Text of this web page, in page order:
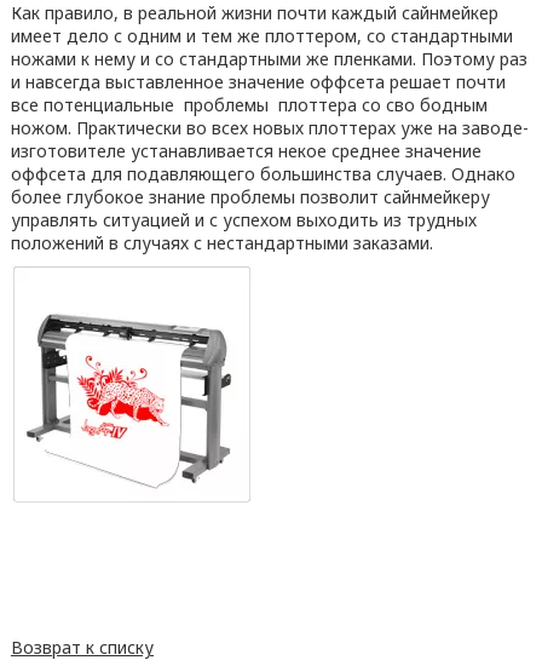
Как правило, в реальной жизни почти каждый сайнмейкер
имеет дело с одним и тем же плоттером, со стандартными
ножами к нему и со стандартными же пленками. Поэтому раз
и навсегда выставленное значение оффсета решает почти
все потенциальные проблемы плоттера со сво бодным
ножом. Практически во всех новых плоттерах уже на заводе-
изготовителе устанавливается некое среднее значение
оффсета для подавляющего большинства случаев. Однако
более глубокое знание проблемы позволит сайнмейкеру
управлять ситуацией и с успехом выходить из трудных
положений в случаях с нестандартными заказами.
Возврат к списку